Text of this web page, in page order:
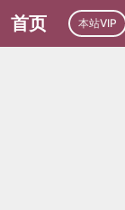
首页 本站VIP